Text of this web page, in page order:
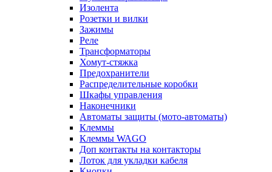
Изолента
Розетки и вилки
Зажимы
Реле
Трансформаторы
Хомут-стяжка
Предохранители
Распределительные коробки
Шкафы управления
Наконечники
Автоматы защиты (мото-автоматы)
Клеммы
Клеммы WAGO
Доп контакты на контакторы
Лоток для укладки кабеля